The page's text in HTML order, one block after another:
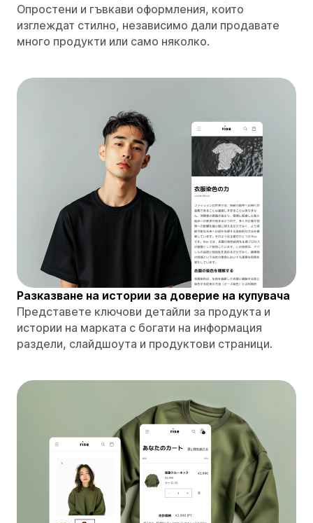
Опростени и гъвкави оформления, които
изглеждат стилно, независимо дали продавате
много продукти или само няколко.
Разказване на истории за доверие на купувача
Представете ключови детайли за продукта и
истории на марката с богати на информация
раздели, слайдшоута и продуктови страници.